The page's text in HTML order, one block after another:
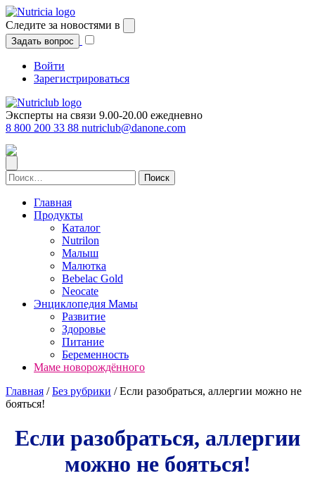
Перейти
к
содержимому
Следите за новостями в
Задать вопрос
Войти
Зарегистрироваться
Эксперты на связи 9.00-20.00 ежедневно
8 800 200 33 88 nutriclub@danone.com
Найти:
Главная
Продукты
Каталог
Nutrilon
Малыш
Малютка
Bebelac Gold
Neocate
Энциклопедия Мамы
Развитие
Здоровье
Питание
Беременность
Маме новорождённого
Главная /Без рубрики /Если разобраться, аллергии можно не
бояться!
Если разобраться, аллергии
можно не бояться!